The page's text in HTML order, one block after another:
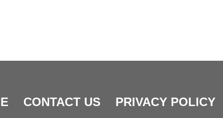
CONTACT US PRIVACY POLICY